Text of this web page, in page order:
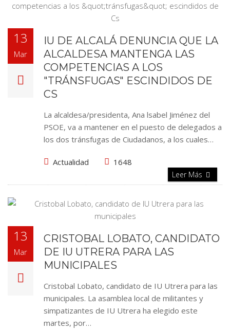
13
Mar
IU DE ALCALÁ DENUNCIA QUE LA
ALCALDESA MANTENGA LAS
COMPETENCIAS A LOS
"TRÁNSFUGAS" ESCINDIDOS DE
CS
La alcaldesa/presidenta, Ana lsabel Jiménez del
PSOE, va a mantener en el puesto de delegados a
los dos tránsfugas de Ciudadanos, a los cuales…
Actualidad 1648
Leer Más
13
Mar
CRISTOBAL LOBATO, CANDIDATO
DE IU UTRERA PARA LAS
MUNICIPALES
Cristobal Lobato, candidato de IU Utrera para las
municipales. La asamblea local de militantes y
simpatizantes de IU Utrera ha elegido este
martes, por…